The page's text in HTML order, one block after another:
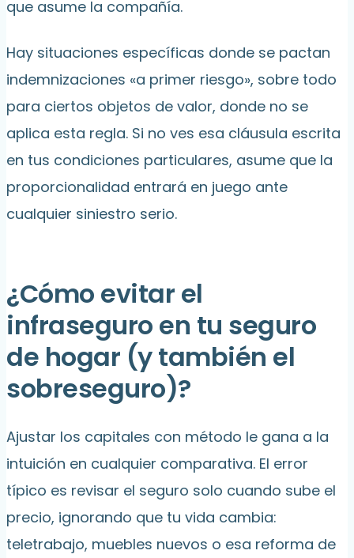
que asume la compañía.
Hay situaciones específicas donde se pactan
indemnizaciones «a primer riesgo», sobre todo
para ciertos objetos de valor, donde no se
aplica esta regla. Si no ves esa cláusula escrita
en tus condiciones particulares, asume que la
proporcionalidad entrará en juego ante
cualquier siniestro serio.
¿Cómo evitar el
infraseguro en tu seguro
de hogar (y también el
sobreseguro)?
Ajustar los capitales con método le gana a la
intuición en cualquier comparativa. El error
típico es revisar el seguro solo cuando sube el
precio, ignorando que tu vida cambia:
teletrabajo, muebles nuevos o esa reforma de